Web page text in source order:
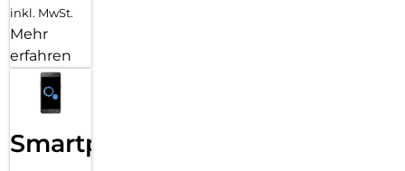
inkl. MwSt.
Mehr
erfahren
Smartphone